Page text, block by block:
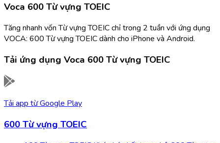
Voca 600 Từ vựng TOEIC
Tăng nhanh vốn Từ vựng TOEIC chỉ trong 2 tuần với ứng dụng
VOCA: 600 Từ vựng TOEIC dành cho iPhone và Android.
Tải ứng dụng Voca 600 Từ vựng TOEIC
Tải app từGoogle Play
600 Từ vựng TOEIC